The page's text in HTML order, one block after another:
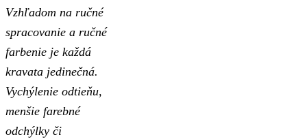
Vzhľadom na ručné
spracovanie a ručné
farbenie je každá
kravata jedinečná.
Vychýlenie odtieňu,
menšie farebné
odchýlky či